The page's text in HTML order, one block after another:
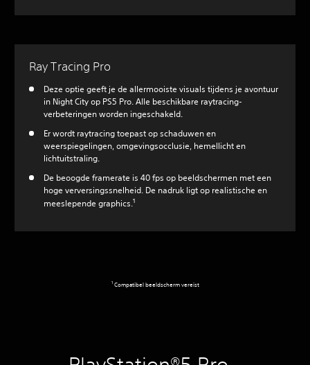
Ray Tracing Pro
Deze optie geeft je de allermooiste visuals tijdens je avontuur
in Night City op PS5 Pro. Alle beschikbare raytracing-
verbeteringen worden ingeschakeld.‎
Er wordt raytracing toepast op schaduwen en
weerspiegelingen, omgevingsocclusie, hemellicht en
lichtuitstraling.
De beoogde framerate is 40 fps op beeldschermen met een
hoge verversingssnelheid. De nadruk ligt op realistische en
meeslepende graphics.1
‎1‏ Compatibel beeldscherm vereist